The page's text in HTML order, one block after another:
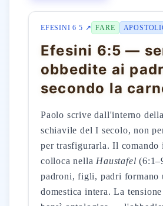
EFESINI 6 5 ↗ FARE
Efesini 6:5 —
obbedite ai
secondo la
Paolo scrive dall'interno
schiavile del I secolo, non
per trasfigurarla. Il comando
colloca nella Haustafel
padroni, figli, padri formano
domestica intera. La